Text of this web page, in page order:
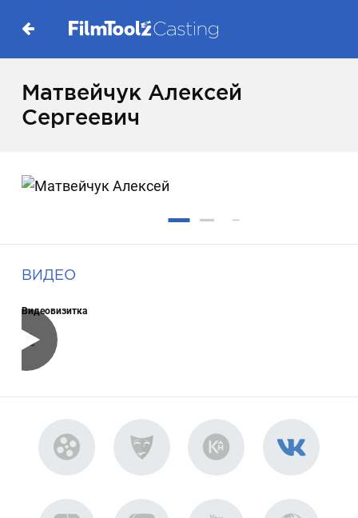
Матвейчук Алексей
Сергеевич
ВИДЕО
Видеовизитка